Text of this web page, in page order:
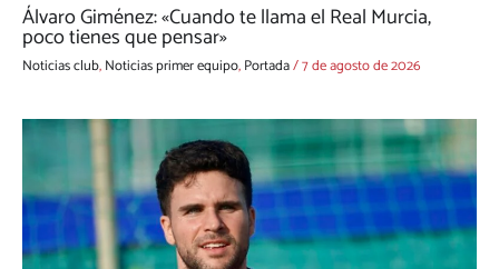
Álvaro Giménez: «Cuando te llama el Real Murcia,
poco tienes que pensar»
Noticias club,Noticias primer equipo,Portada/7 de agosto de 2026